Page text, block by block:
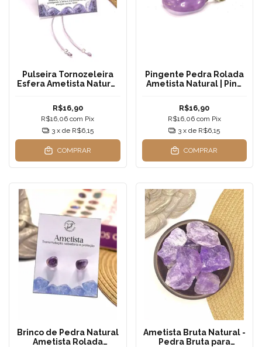
Pulseira Tornozeleira
Esfera Ametista Natural
Transmutação e
Espiritualidade
R$16,90
R$16,06com Pix
3 x de R$6,15
COMPRAR
Pingente Pedra Rolada
Ametista Natural | Pino
R$16,90
R$16,06 com Pix
3 x de R$6,15
COMPRAR
Brinco de Pedra Natural
Ametista Rolada
Ametista Bruta Natural -
Pedra Bruta para